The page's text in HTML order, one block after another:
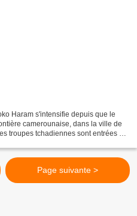
Haram s'intensifie depuis que le
camerounaise, dans la ville de
troupes tchadiennes sont entrées à
Page suivante >